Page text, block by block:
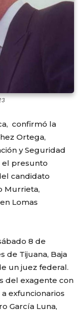
confirmó la
Ortega,
y Seguridad
el presunto
candidato
Murrieta,
Lomas
8 de
de Tijuana, Baja
un juez federal.
del exagente con
exfuncionarios
García Luna,